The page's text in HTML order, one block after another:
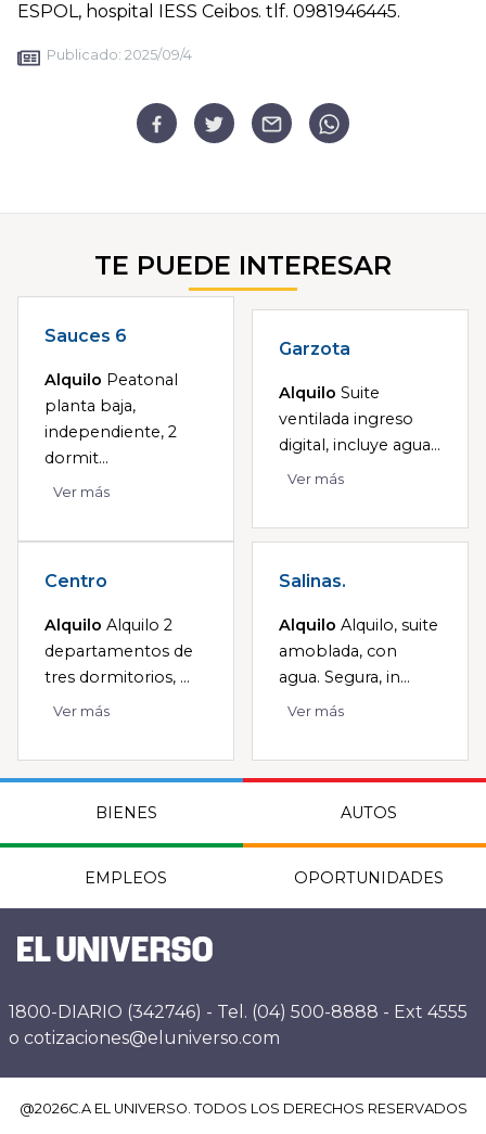
ESPOL, hospital IESS Ceibos. tlf. 0981946445.
Publicado: 2025/09/4
TE PUEDE INTERESAR
Sauces 6
Alquilo Peatonal
planta baja,
independiente, 2
dormit...
Ver más
Garzota
Alquilo Suite
ventilada ingreso
digital, incluye agua...
Ver más
Centro
Alquilo Alquilo 2
departamentos de
tres dormitorios, ...
Ver más
Salinas.
Alquilo Alquilo, suite
amoblada, con
agua. Segura, in...
Ver más
BIENES AUTOS
EMPLEOS OPORTUNIDADES
1800-DIARIO (342746) - Tel. (04) 500-8888 - Ext 4555
o cotizaciones@eluniverso.com
@2026C.A EL UNIVERSO. TODOS LOS DERECHOS RESERVADOS